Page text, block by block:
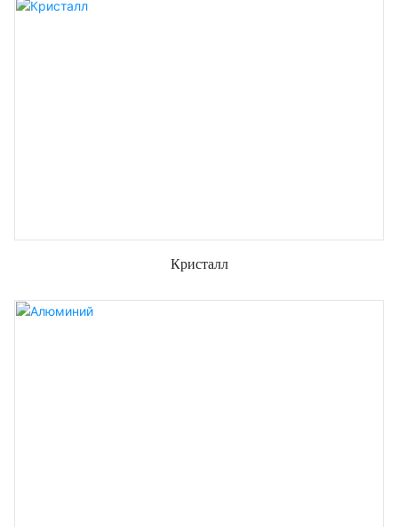
Кристалл